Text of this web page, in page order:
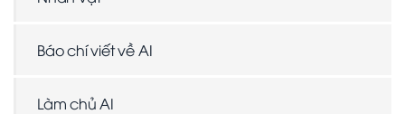
Báo chí viết về AI
Làm chủ AI